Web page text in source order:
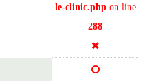
le-clinic.phpon line
288